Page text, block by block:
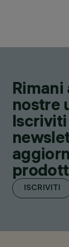
nostre
ISCRIVITI